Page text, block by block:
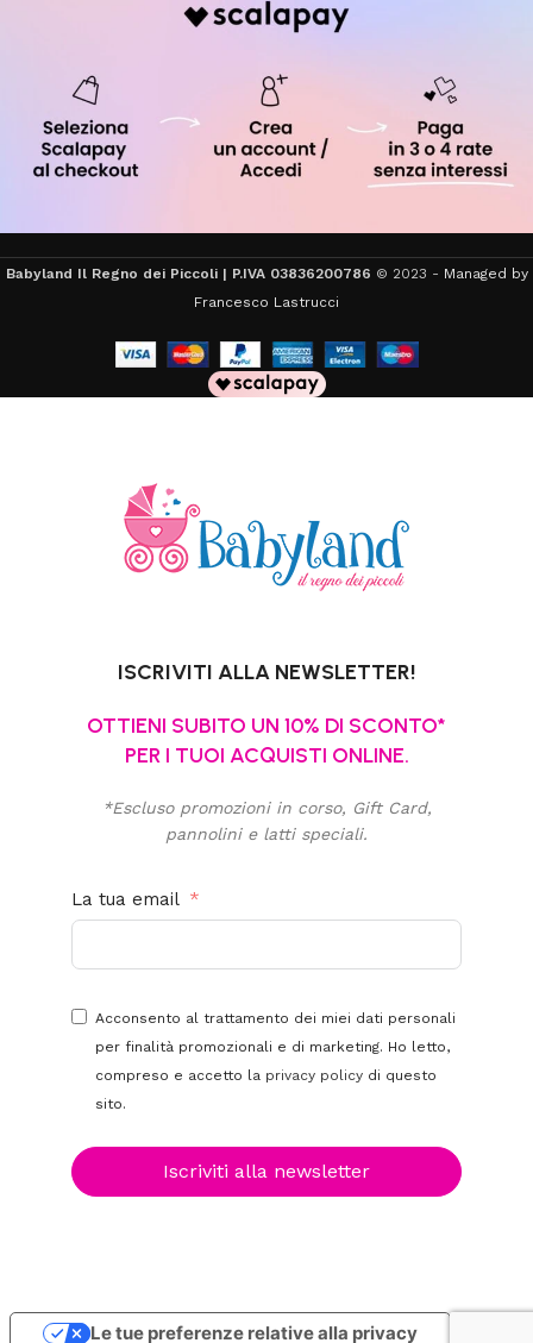
Babyland Il Regno dei Piccoli | P.IVA 03836200786 © 2023 - Managed by
Francesco Lastrucci
ISCRIVITI ALLA NEWSLETTER!
OTTIENI SUBITO UN 10% DI SCONTO*
PER I TUOI ACQUISTI ONLINE.
*Escluso promozioni in corso, Gift Card,
pannolini e latti speciali.
La tua email
Acconsento al trattamento dei miei dati personali
per finalità promozionali e di marketing. Ho letto,
compreso e accetto la privacy policy di questo
sito.
Iscriviti alla newsletter
Le tue preferenze relative alla privacy